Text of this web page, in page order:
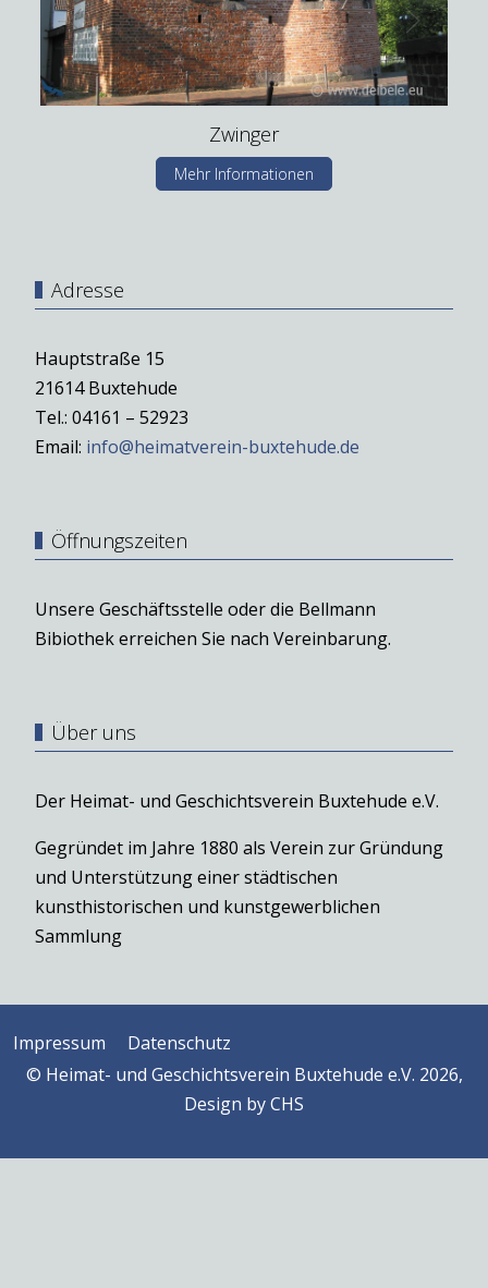
Zwinger
Mehr Informationen
Adresse
Hauptstraße 15
21614 Buxtehude
Tel.: 04161 – 52923
Email: info@heimatverein-buxtehude.de
Öffnungszeiten
Unsere Geschäftsstelle oder die Bellmann
Bibiothek erreichen Sie nach Vereinbarung.
Über uns
Der Heimat- und Geschichtsverein Buxtehude e.V.
Gegründet im Jahre 1880 als Verein zur Gründung
und Unterstützung einer städtischen
kunsthistorischen und kunstgewerblichen
Sammlung
Impressum
Datenschutz
© Heimat- und Geschichtsverein Buxtehude e.V. 2026,
Design byCHS